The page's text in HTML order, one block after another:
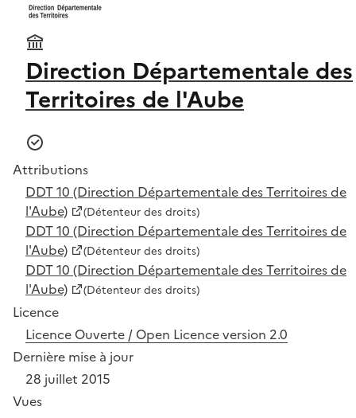
Direction Départementale des
Territoires de l'Aube
Attributions
DDT 10 (Direction Départementale des Territoires de
l'Aube)
(Détenteur des droits)
DDT 10 (Direction Départementale des Territoires de
l'Aube)
(Détenteur des droits)
DDT 10 (Direction Départementale des Territoires de
l'Aube)
(Détenteur des droits)
Licence
Licence Ouverte / Open Licence version 2.0
Dernière mise à jour
28 juillet 2015
Vues